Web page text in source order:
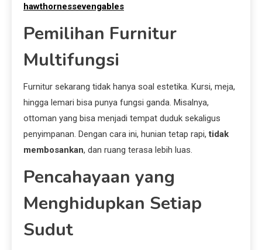
hawthornessevengables
Pemilihan Furnitur
Multifungsi
Furnitur sekarang tidak hanya soal estetika. Kursi, meja,
hingga lemari bisa punya fungsi ganda. Misalnya,
ottoman yang bisa menjadi tempat duduk sekaligus
penyimpanan. Dengan cara ini, hunian tetap rapi,tidak
membosankan, dan ruang terasa lebih luas.
Pencahayaan yang
Menghidupkan Setiap
Sudut